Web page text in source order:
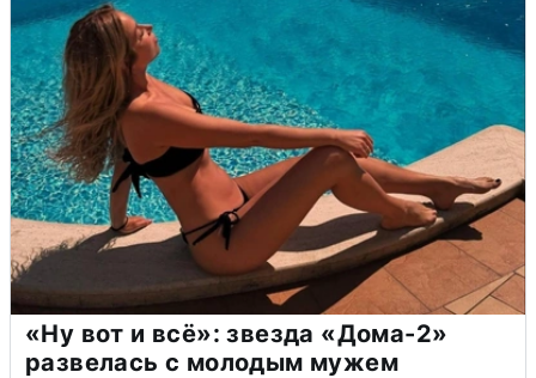
«Ну вот и всё»: звезда «Дома-2»
развелась с молодым мужем